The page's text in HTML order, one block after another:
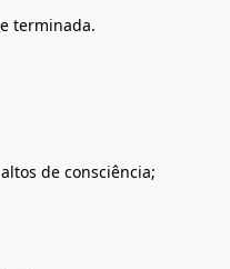
terminada.
de consciência;